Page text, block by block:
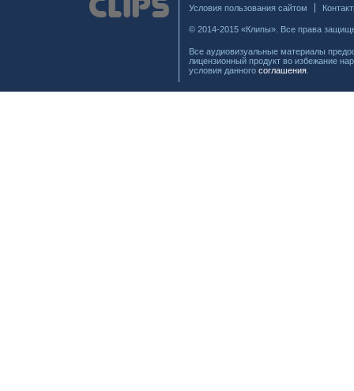
Условия пользования сайтом
© 2014-2015 «Клипы». Все права
Все аудиовизуальные материалы
лицензионный продукт во избежание
условия данного соглашения